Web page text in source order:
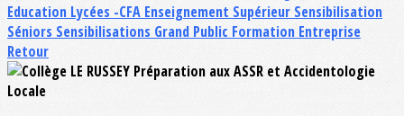
Education Lycées -CFA Enseignement Supérieur Sensibilisation
Séniors Sensibilisations Grand Public Formation Entreprise
Retour